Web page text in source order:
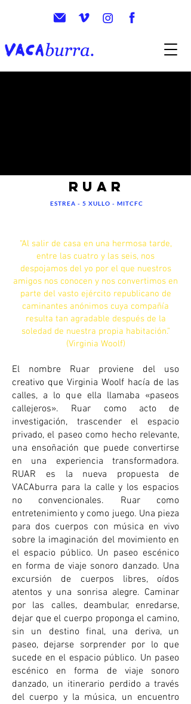
RUAR
ESTREA - 5 XULLO - MITCFC
“Al salir de casa en una hermosa tarde,
entre las cuatro y las seis, nos
despojamos del yo por el que nuestros
amigos nos conocen y nos convertimos en
parte del vasto ejército republicano de
caminantes anónimos cuya compañía
resulta tan agradable después de la
soledad de nuestra propia habitación.”
(Virginia Woolf)
El nombre Ruar proviene del uso
creativo que Virginia Woolf hacía de las
calles, a lo que ella llamaba «paseos
callejeros». Ruar como acto de
investigación, trascender el espacio
privado, el paseo como hecho relevante,
una ensoñación que puede convertirse
en una experiencia transformadora.
RUAR es la nueva propuesta de
VACAburra para la calle y los espacios
no convencionales. Ruar como
entretenimiento y como juego. Una pieza
para dos cuerpos con música en vivo
sobre la imaginación del movimiento en
el espacio público. Un paseo escénico
en forma de viaje sonoro danzado. Una
excursión de cuerpos libres, oídos
atentos y una sonrisa alegre. Caminar
por las calles, deambular, enredarse,
dejar que el cuerpo proponga el camino,
sin un destino final, una deriva, un
paseo, dejarse sorprender por lo que
sucede en el espacio público. Un paseo
escénico en forma de viaje sonoro
danzado, un itinerario perdido a través
del cuerpo y la música, un encuentro